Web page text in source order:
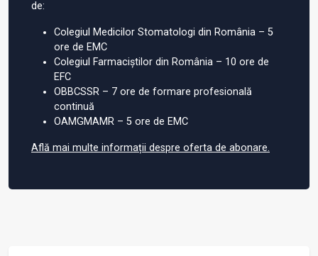
de:
Colegiul Medicilor Stomatologi din România – 5
ore de EMC
Colegiul Farmaciștilor din România – 10 ore de
EFC
OBBCSSR – 7 ore de formare profesională
continuă
OAMGMAMR – 5 ore de EMC
Află mai multe informații despre oferta de abonare.